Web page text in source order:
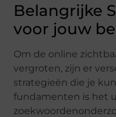
Belangrijke
voor jouw
Om de online
vergroten, zijn er
strategieën die je
fundamenten is het